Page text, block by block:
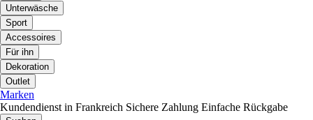
Unterwäsche
Sport
Accessoires
Für ihn
Dekoration
Outlet
Marken
Kundendienst in Frankreich Sichere Zahlung Einfache Rückgabe